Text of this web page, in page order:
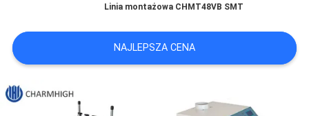
STRONY
POLITYKA
PRYWATNOŚCI
Linia montażowa CHMT48VB SMT
NAJLEPSZA CENA